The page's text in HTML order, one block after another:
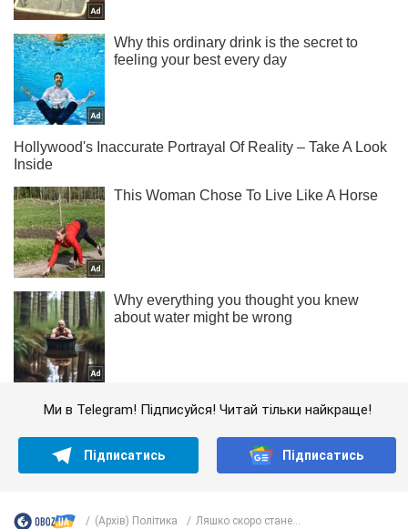
Ми в Telegram! Підписуйся! Читай тільки найкраще!
Підписатись Підписатись
(Архів) Політика Ляшко скоро стане...